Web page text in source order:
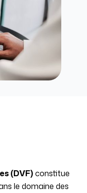
(DVF)constitue
le domaine des